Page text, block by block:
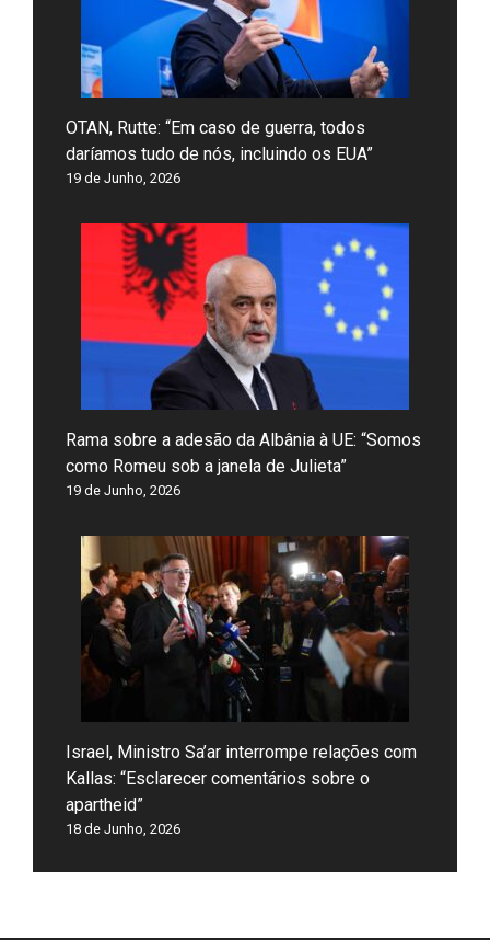
OTAN, Rutte: “Em caso de guerra, todos
daríamos tudo de nós, incluindo os EUA”
19 de Junho, 2026
Rama sobre a adesão da Albânia à UE: “Somos
como Romeu sob a janela de Julieta”
19 de Junho, 2026
Israel, Ministro Sa’ar interrompe relações com
Kallas: “Esclarecer comentários sobre o
apartheid”
18 de Junho, 2026